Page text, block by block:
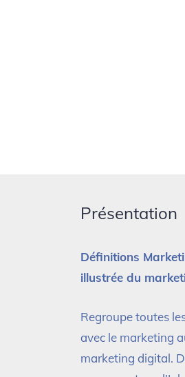
Présentation
Définitions
illustrée du
Regroupe toutes
avec le marketing
marketing digital.